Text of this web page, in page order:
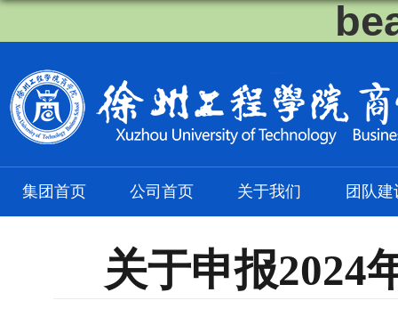
集团首页 公司首页 关于我们 团队建
关于申报2024